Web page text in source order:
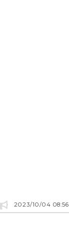
2023/10/04 08:56